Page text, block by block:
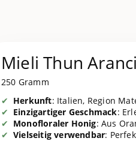
Mieli Thun
250 Gramm
Herkunft: Italien, Region
Einzigartiger Geschmack:
Monofloraler Honig: Aus
Vielseitig verwendbar: